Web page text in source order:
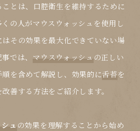
とは、口腔衛生を維持するために
の人がマウスウォッシュを使用し
その効果を最大化できていない場
では、 マウスウォッシュ の正しい
を含めて解説し、効果的に舌苔を
善する方法をご紹介します。
ュ の効果を理解することから始め